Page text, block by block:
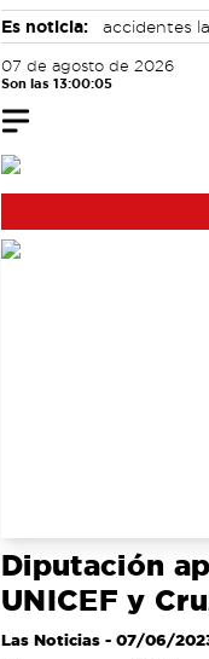
Es noticia: accidentes
07 de agosto de 2026
Son las 13:00:05
Diputación
UNICEF y
Las Noticias - 07/06/